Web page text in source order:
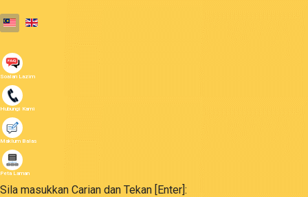
Select your language
Soalan Lazim
Hubungi Kami
Maklum Balas
Peta Laman
Sila masukkan Carian dan Tekan [Enter]: